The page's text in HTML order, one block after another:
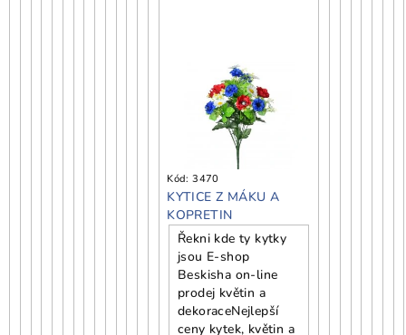
Kód: 3470
KYTICE Z MÁKU A
KOPRETIN
Řekni kde ty kytky
jsou E-shop
Beskisha on-line
prodej květin a
dekoraceNejlepší
ceny kytek, květin a